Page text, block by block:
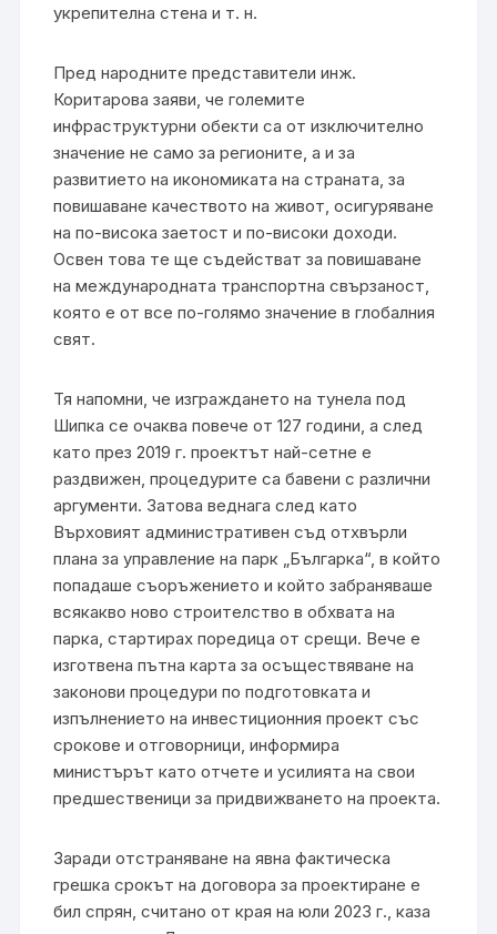
укрепителна стена и т. н.
Пред народните представители инж.
Коритарова заяви, че големите
инфраструктурни обекти са от изключително
значение не само за регионите, а и за
развитието на икономиката на страната, за
повишаване качеството на живот, осигуряване
на по-висока заетост и по-високи доходи.
Освен това те ще съдействат за повишаване
на международната транспортна свързаност,
която е от все по-голямо значение в глобалния
свят.
Тя напомни, че изграждането на тунела под
Шипка се очаква повече от 127 години, а след
като през 2019 г. проектът най-сетне е
раздвижен, процедурите са бавени с различни
аргументи. Затова веднага след като
Върховият административен съд отхвърли
плана за управление на парк „Българка“, в който
попадаше съоръжението и който забраняваше
всякакво ново строителство в обхвата на
парка, стартирах поредица от срещи. Вече е
изготвена пътна карта за осъществяване на
законови процедури по подготовката и
изпълнението на инвестиционния проект със
срокове и отговорници, информира
министърът като отчете и усилията на свои
предшественици за придвижването на проекта.
Заради отстраняване на явна фактическа
грешка срокът на договора за проектиране е
бил спрян, считано от края на юли 2023 г., каза